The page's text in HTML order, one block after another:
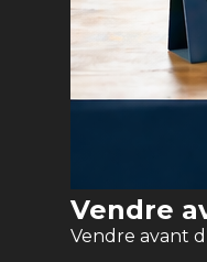
Vendre
Vendre avant